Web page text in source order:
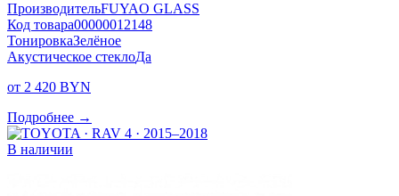
ПроизводительFUYAO GLASS
Код товара00000012148
ТонировкаЗелёное
Акустическое стеклоДа
от 2 420 BYN
Подробнее →
В наличии